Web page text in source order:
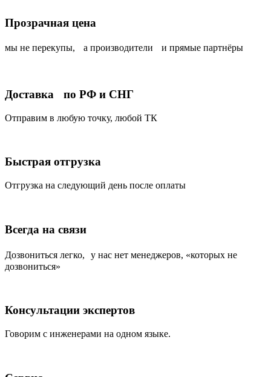
Прозрачная цена
мы не перекупы, а производители и прямые партнёры
Доставка по РФ и СНГ
Отправим в любую точку, любой ТК
Быстрая отгрузка
Отгрузка на следующий день после оплаты
Всегда на связи
Дозвониться легко, у нас нет менеджеров, «которых не
дозвониться»
Консультации экспертов
Говорим с инженерами на одном языке.